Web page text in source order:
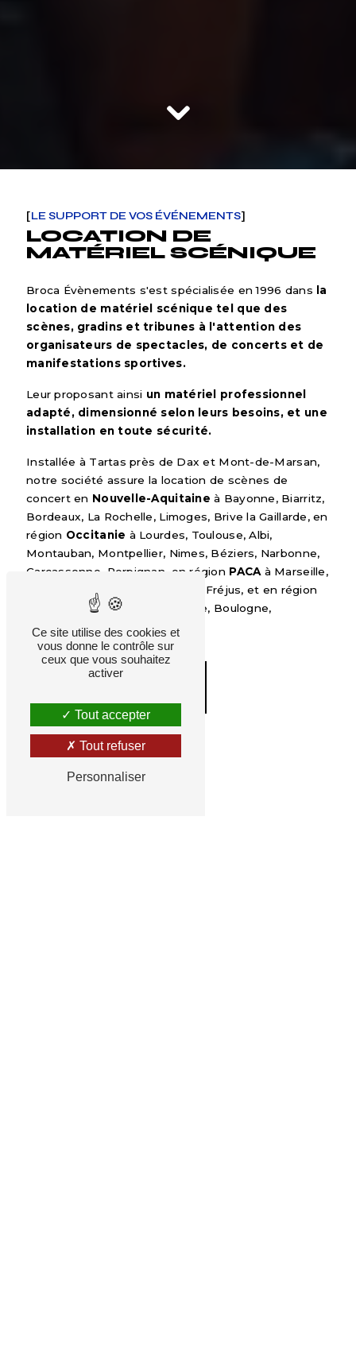
[LE SUPPORT DE VOS ÉVÉNEMENTS]
LOCATION DE
MATÉRIEL SCÉNIQUE
Broca Évènements s'est spécialisée en 1996 dans
la
location de matériel scénique tel que des
scènes, gradins et tribunes à l'attention des
organisateurs de spectacles, de concerts et de
manifestations sportives.
Leur proposant ainsi un matériel professionnel
adapté, dimensionné selon leurs besoins, et une
installation en toute sécurité.
Installée à Tartas près de Dax et Mont-de-Marsan,
notre société assure la location de scènes de
concert en Nouvelle-Aquitaine à Bayonne, Biarritz,
Bordeaux, La Rochelle, Limoges, Brive la Gaillarde, en
région Occitanie à Lourdes, Toulouse, Albi,
Montauban, Montpellier, Nimes, Béziers, Narbonne,
Carcassonne, Perpignan, en région PACA à Marseille,
Aix en Provence, Arles, Toulon, Fréjus, et en région
Île-de-Franceà Paris, Nanterre, Boulogne,
Montreuil.
Ce site utilise des cookies et
vous donne le contrôle sur
ceux que vous souhaitez
activer
Tout accepter
Tout refuser
Personnaliser